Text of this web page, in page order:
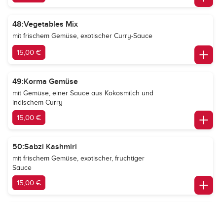
48:Vegetables Mix
mit frischem Gemüse, exotischer Curry-Sauce
15,00 €
49:Korma Gemüse
mit Gemüse, einer Sauce aus Kokosmilch und
indischem Curry
15,00 €
50:Sabzi Kashmiri
mit frischem Gemüse, exotischer, fruchtiger
Sauce
15,00 €